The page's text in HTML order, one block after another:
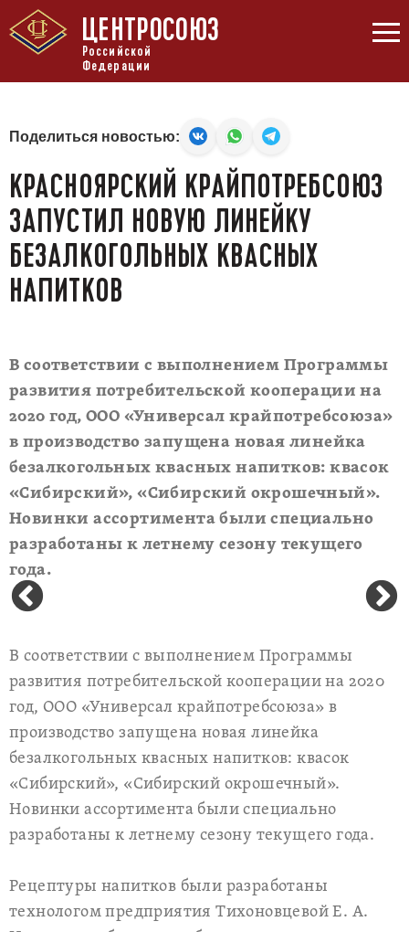
ЦЕНТРОСОЮЗ
Российской
Федерации
Поделиться новостью:
КРАСНОЯРСКИЙ КРАЙПОТРЕБСОЮЗ
ЗАПУСТИЛ НОВУЮ ЛИНЕЙКУ
БЕЗАЛКОГОЛЬНЫХ КВАСНЫХ
НАПИТКОВ
В соответствии с выполнением Программы
развития потребительской кооперации на
2020 год, ООО «Универсал крайпотребсоюза»
в производство запущена новая линейка
безалкогольных квасных напитков: квасок
«Сибирский», «Сибирский окрошечный».
Новинки ассортимента были специально
разработаны к летнему сезону текущего
года.
В соответствии с выполнением Программы
развития потребительской кооперации на 2020
год, ООО «Универсал крайпотребсоюза» в
производство запущена новая линейка
безалкогольных квасных напитков: квасок
«Сибирский», «Сибирский окрошечный».
Новинки ассортимента были специально
разработаны к летнему сезону текущего года.
Рецептуры напитков были разработаны
технологом предприятия Тихоновцевой Е. А.